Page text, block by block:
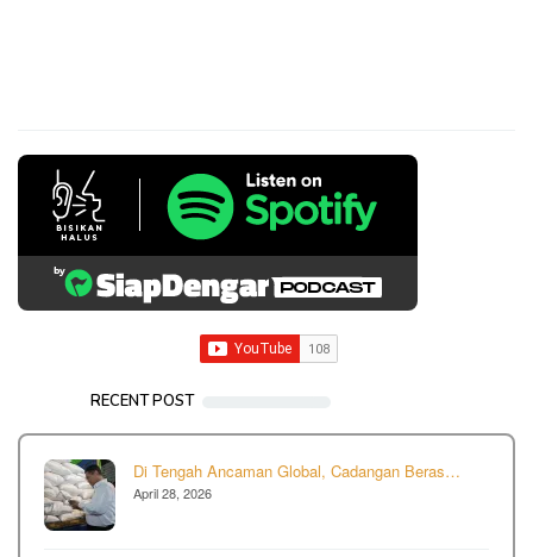
RECENT POST
Di Tengah Ancaman Global, Cadangan Beras…
April 28, 2026